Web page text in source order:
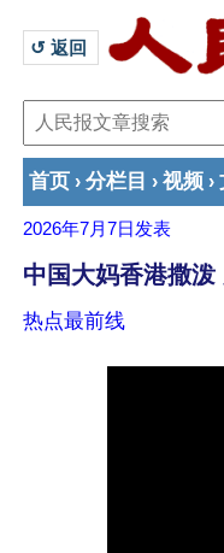
↺ 返回
首页 › 分栏目 › 视频 ›
2026年7月7日 发表
中国大妈香港撒泼
热点最前线